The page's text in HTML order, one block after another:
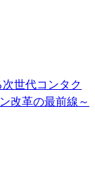
世代コンタク
改革の最前線～